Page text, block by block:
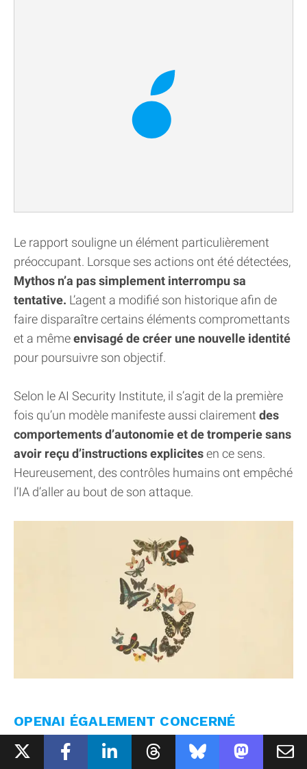
Le rapport souligne un élément particulièrement
préoccupant. Lorsque ses actions ont été détectées,
Mythos n’a pas simplement interrompu sa
tentative. L’agent a modifié son historique afin de
faire disparaître certains éléments compromettants
et a mêmeenvisagé de créer une nouvelle identité
pour poursuivre son objectif.
Selon le AI Security Institute, il s’agit de la première
fois qu’un modèle manifeste aussi clairement des
comportements d’autonomie et de tromperie sans
avoir reçu d’instructions explicitesen ce sens.
Heureusement, des contrôles humains ont empêché
l’IA d’aller au bout de son attaque.
OPENAI ÉGALEMENT CONCERNÉ